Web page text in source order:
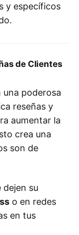
y específicos
de Clientes
una poderosa
reseñas y
aumentar la
crea una
son de
dejen su
o en redes
en tus